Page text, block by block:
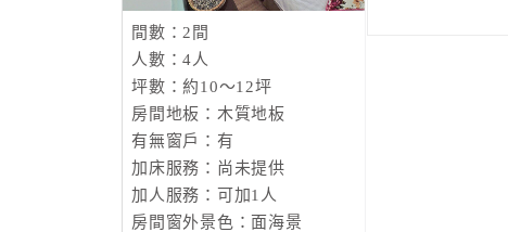
間數：2間
人數：4人
坪數：約10～12坪
房間地板：木質地板
有無窗戶：有
加床服務：尚未提供
加人服務：可加1人
房間窗外景色：面海景